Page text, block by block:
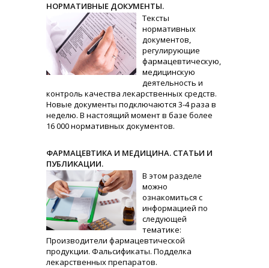
НОРМАТИВНЫЕ ДОКУМЕНТЫ.
Тексты
нормативных
документов,
регулирующие
фармацевтическую,
медицинскую
деятельность и
контроль качества лекарственных средств.
Новые документы подключаются 3-4 раза в
неделю. В настоящий момент в базе более
16 000 нормативных документов.
ФАРМАЦЕВТИКА И МЕДИЦИНА. СТАТЬИ И
ПУБЛИКАЦИИ.
В этом разделе
можно
ознакомиться с
информацией по
следующей
тематике:
Производители фармацевтической
продукции. Фальсификаты. Подделка
лекарственных препаратов.